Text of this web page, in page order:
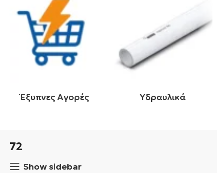
Έξυπνες Αγορές Υδραυλικά
72
Show sidebar